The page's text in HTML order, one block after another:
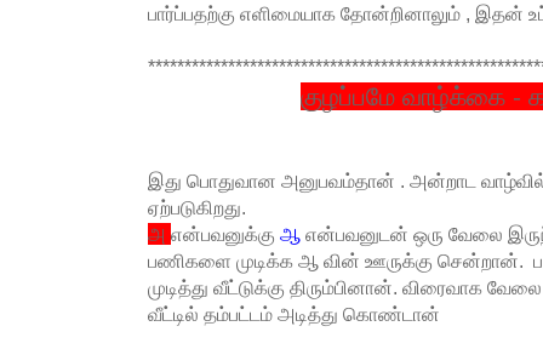
பார்ப்பதற்கு எளிமையாக தோன்றினாலும் , இதன்
குழப்பமே வாழ்க்கை -
இது பொதுவான அனுபவம்தான் . அன்றாட வாழ்வில்
ஏற்படுகிறது.
அ என்பவனுக்கு ஆ என்பவனுடன் ஒரு வேலை
பணிகளை முடிக்க ஆ வின் ஊருக்கு சென்றான்.
முடித்து வீட்டுக்கு திரும்பினான். விரைவாக
வீட்டில் தம்பட்டம் அடித்து கொண்டான்